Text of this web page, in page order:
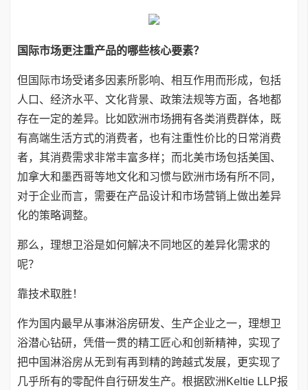
国际市场更注重产品的哪些核心要素？
但国际市场受诸多因素所影响、相互作用而形成，包括
人口、经济水平、文化背景、政策法规等方面，各地都
存在一定的差异。比如欧洲市场拥有各类消费群体，既
有高端生活方式的消费者，也有注重性价比的日常消费
者，其消费需求非常丰富多样；而北美市场包括美国、
加拿大和墨西哥等地文化和习惯与欧洲市场有所不同，
对于企业而言，需要在产品设计和市场营销上做出差异
化的策略调整。
那么，理想卫浴是如何解决不同地区的差异化需求的
呢？
靠技术取胜！
作为国内最早从事淋浴房研发、生产企业之一，理想卫
浴潜心钻研，凭借一贯的精工匠心和创新精神，实现了
把中国淋浴房从无到有再到精的跨越式发展，更实现了
几乎所有的零配件自行研发生产。根据欧洲Keltie LLP报